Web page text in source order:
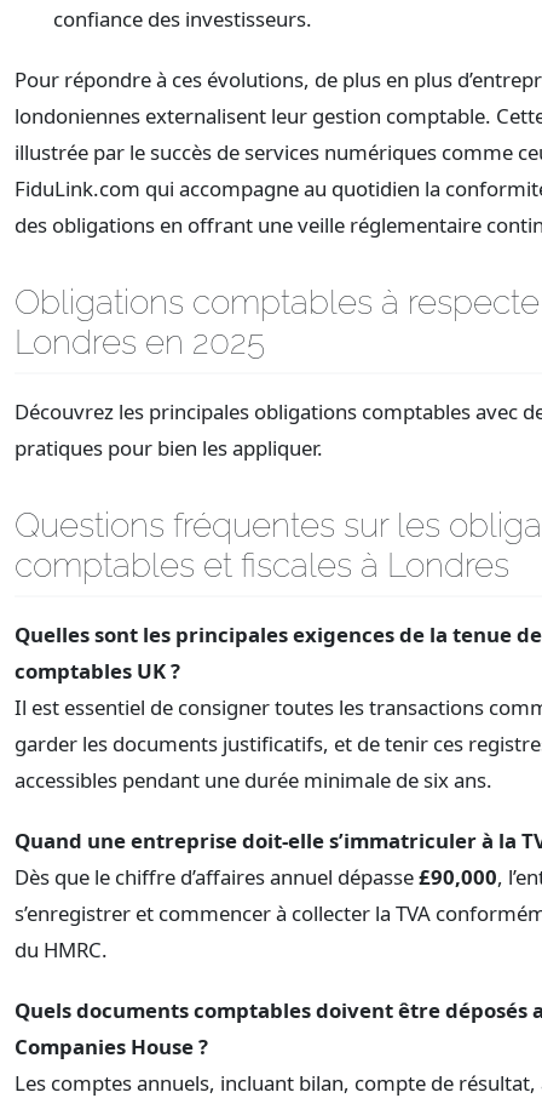
confiance des investisseurs.
Pour répondre à ces évolutions, de plus en plus
londoniennes externalisent leur gestion comptable.
illustrée par le succès de services numériques comme
FiduLink.com qui accompagne au quotidien la
des obligations en offrant une veille réglementaire
Obligations comptables à
Londres en 2025
Découvrez les principales obligations comptables avec
pratiques pour bien les appliquer.
Questions fréquentes sur les
comptables et fiscales à Londres
Quelles sont les principales exigences de la tenue
comptables UK ?
Il est essentiel de consigner toutes les transactions
garder les documents justificatifs, et de tenir ces
accessibles pendant une durée minimale de six ans.
Quand une entreprise doit-elle s’immatriculer à la
Dès que le chiffre d’affaires annuel dépasse£90,000,
s’enregistrer et commencer à collecter la TVA
du HMRC.
Quels documents comptables doivent être déposés
Companies House ?
Les comptes annuels, incluant bilan, compte de résultat,